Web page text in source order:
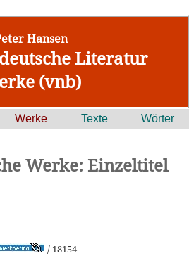
Hansen
Literatur
(vnb)
Werke Texte Wörter
Werke: Einzeltitel
/ 18154